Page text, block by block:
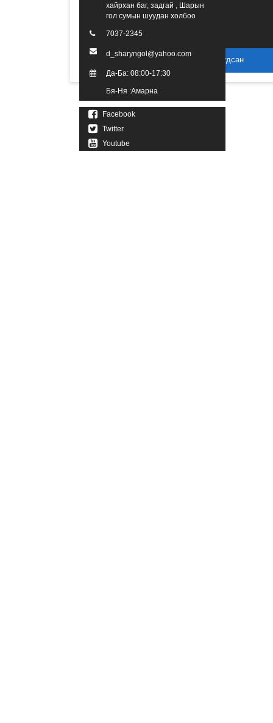
хайрхан баг, задгай , Шарын
гол сумын шуудан холбоо
7037-2345
d_sharyngol@yahoo.com
Да-Ба: 08:00-17:30
Бя-Ня :Амарна
Facebook
Twitter
Youtube
2016 он. Бүх эрх хуулиар хамгаалагдсан